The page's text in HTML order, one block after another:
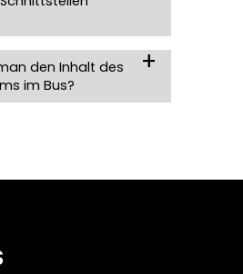
den Inhalt des
im Bus?